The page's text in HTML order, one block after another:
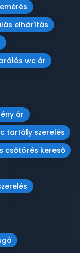
elhárítás
wc ár
ár
tartály szerelés
csőtörés kereső